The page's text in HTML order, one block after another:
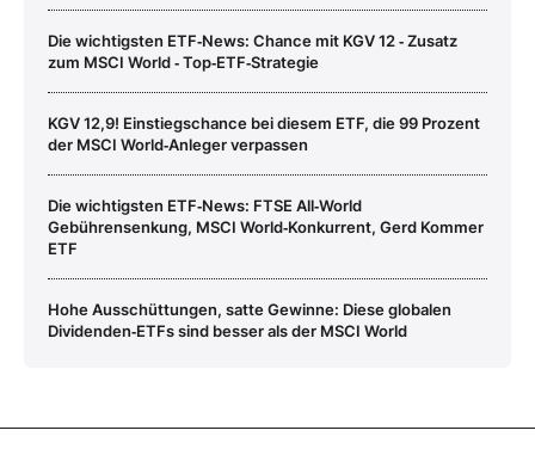
Die wichtigsten ETF‑News: Chance mit KGV 12 ‑ Zusatz
zum MSCI World ‑ Top‑ETF‑Strategie
KGV 12,9! Einstiegschance bei diesem ETF, die 99 Prozent
der MSCI World‑Anleger verpassen
Die wichtigsten ETF‑News: FTSE All‑World
Gebührensenkung, MSCI World‑Konkurrent, Gerd Kommer
ETF
Hohe Ausschüttungen, satte Gewinne: Diese globalen
Dividenden‑ETFs sind besser als der MSCI World